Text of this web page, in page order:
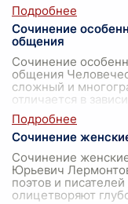
Сочинение
общения
Сочинение
общения
сложный и
отличается в
Сочинение
Сочинение
Юрьевич
поэтов и
олицетворяют